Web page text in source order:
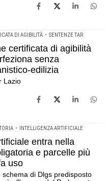
DI AGIBILITÀ • SENTENZE TAR
certificata di agibilità
senza
edilizia
Lazio
• INTELLIGENZA ARTIFICIALE
entra nella
e parcelle più
uso
schema di Dlgs predisposto